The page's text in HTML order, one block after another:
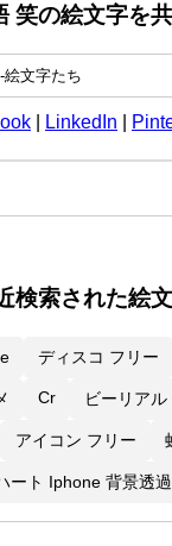
笑の絵文字を
LinkedIn
検索された絵
ディスコ フリー
Cr ビーリアル
アイコン フリー
ート Iphone 背景透過